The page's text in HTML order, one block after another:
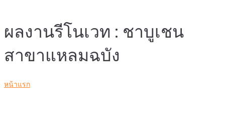
ผลงานรีโนเวท : ชาบูเชน
สาขาแหลมฉบัง
หน้าแรก